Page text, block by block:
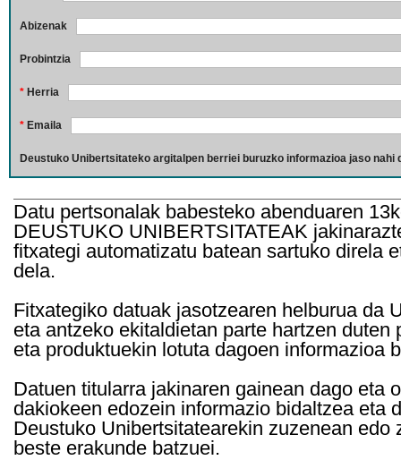
Abizenak
Probintzia
* Herria
* Emaila
Deustuko Unibertsitateko argitalpen berriei buruzko informazioa jaso nahi
Datu pertsonalak babesteko abenduaren
DEUSTUKO UNIBERTSITATEAK
fitxategi automatizatu batean sartuko direla
dela.
Fitxategiko datuak jasotzearen helburua da
eta antzeko ekitaldietan parte hartzen
eta produktuekin lotuta dagoen informazioa
Datuen titularra jakinaren gainean dago eta
dakiokeen edozein informazio bidaltzea eta
Deustuko Unibertsitatearekin zuzenean
beste erakunde batzuei.